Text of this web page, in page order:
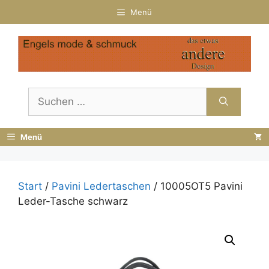
Inhalt
springen
Menü
nach:
Menü
Start / Pavini Ledertaschen / 10005OT5 Pavini
Leder-Tasche schwarz